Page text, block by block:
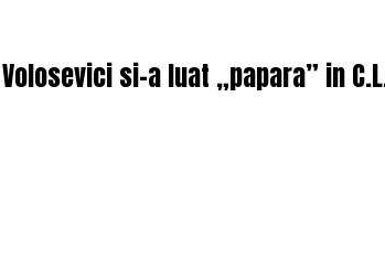
si-a luat „papara” in